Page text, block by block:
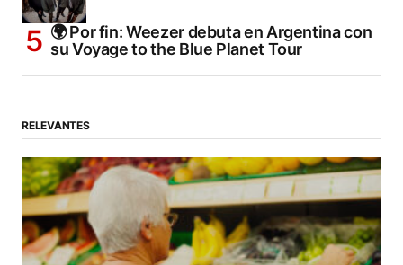
🌍 Por fin: Weezer debuta en Argentina con
su Voyage to the Blue Planet Tour
RELEVANTES